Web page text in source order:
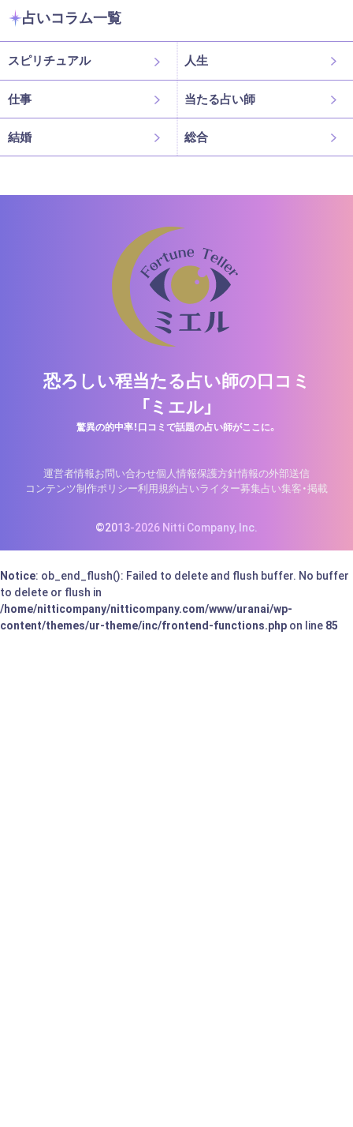
占いコラム一覧
スピリチュアル 人生
仕事 当たる占い師
結婚 総合
恐ろしい程当たる占い師の口コミ
「ミエル」
驚異の的中率！口コミで話題の占い師がここに。
運営者情報お問い合わせ個人情報保護方針情報の外部送信
コンテンツ制作ポリシー利用規約占いライター募集占い集客・掲載
©2013-2026 Nitti Company, Inc.
Notice: ob_end_flush(): Failed to delete and flush buffer. No buffer
to delete or flush in
/home/nitticompany/nitticompany.com/www/uranai/wp-
content/themes/ur-theme/inc/frontend-functions.php on line 85